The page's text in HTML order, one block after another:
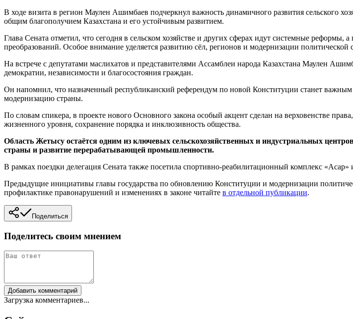
В ходе визита в регион Маулен Ашимбаев подчеркнул важность динамичного развития сельского
общим благополучием Казахстана и его устойчивым развитием.
Глава Сената отметил, что сегодня в сельском хозяйстве и других сферах идут системные
преобразований. Особое внимание уделяется развитию сёл, регионов и модернизации политической
На встрече с депутатами маслихатов и представителями Ассамблеи народа Казахстана Маулен
демократии, независимости и благосостояния граждан.
Он напомнил, что назначенный республиканский референдум по новой Конституции станет
модернизацию страны.
По словам спикера, в проекте нового Основного закона особый акцент сделан на верховенстве
жизненного уровня, сохранение порядка и инклюзивность общества.
Область Жетысу остаётся одним из ключевых сельскохозяйственных и индустриальных
страны и развитие перерабатывающей промышленности.
В рамках поездки делегация Сената также посетила спортивно-реабилитационный комплекс
Предыдущие инициативы главы государства по обновлению Конституции и модернизации
профилактике правонарушений и изменениях в законе читайте в отдельной публикации.
Поделиться
Поделитесь своим мнением
Добавить комментарий
Загрузка комментариев...